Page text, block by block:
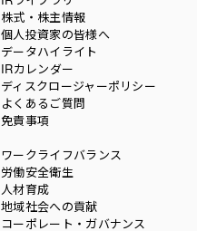
株式・株主情報
個人投資家の皆様へ
データハイライト
IRカレンダー
ディスクロージャーポリシー
よくあるご質問
免責事項
ワークライフバランス
労働安全衛生
人材育成
地域社会への貢献
コーポレート・ガバナンス